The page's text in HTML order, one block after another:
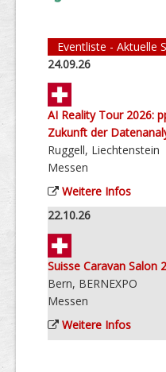
Eventliste - Aktuelle
24.09.26
AI Reality Tour 2026:
Zukunft der
Ruggell, Liechtenstein
Messen
Weitere Infos
22.10.26
Suisse Caravan Salon
Bern, BERNEXPO
Messen
Weitere Infos